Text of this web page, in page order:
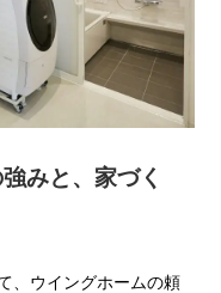
みと、家づく
、ウイングホームの頼